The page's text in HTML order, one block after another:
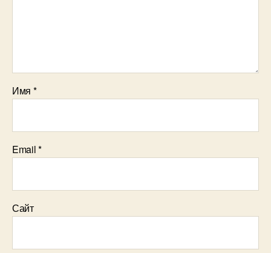
Имя *
Email*
Сайт